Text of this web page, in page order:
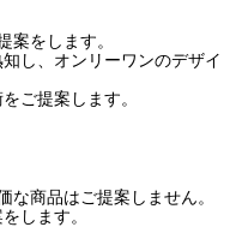
をします。
し、オンリーワンのデザイ
ご提案します。
商品はご提案しません。
します。